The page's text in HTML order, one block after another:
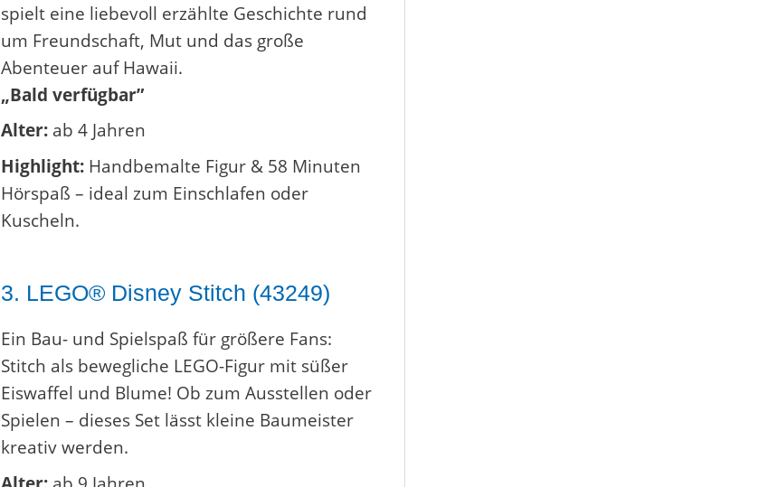
spielt eine liebevoll erzählte Geschichte rund
um Freundschaft, Mut und das große
Abenteuer auf Hawaii.
„Bald verfügbar”
Alter:ab 4 Jahren
Highlight:Handbemalte Figur & 58 Minuten
Hörspaß – ideal zum Einschlafen oder
Kuscheln.
3. LEGO® Disney Stitch (43249)
Ein Bau- und Spielspaß für größere Fans:
Stitch als bewegliche LEGO-Figur mit süßer
Eiswaffel und Blume! Ob zum Ausstellen oder
Spielen – dieses Set lässt kleine Baumeister
kreativ werden.